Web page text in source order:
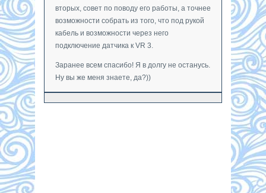
вторых, совет по поводу его работы, а точнее
возможности собрать из того, что под рукой
кабель и возможности через него
подключение датчика к VR 3.
Заранее всем спасибо! Я в долгу не останусь.
Ну вы же меня знаете, да?))